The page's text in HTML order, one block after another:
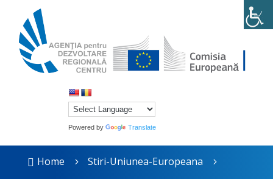
Powered by Translate
 Home 5 Stiri-Uniunea-Europeana 5